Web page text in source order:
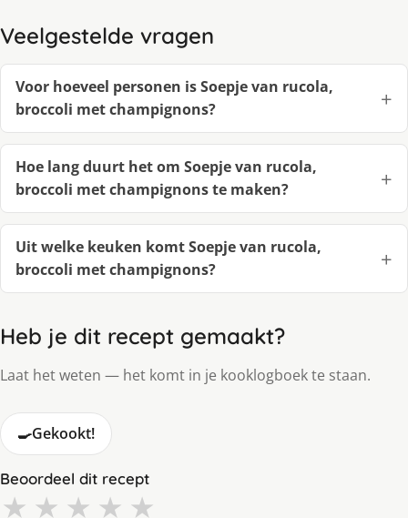
Veelgestelde vragen
Voor hoeveel personen is Soepje van rucola,
broccoli met champignons?
Hoe lang duurt het om Soepje van rucola,
broccoli met champignons te maken?
Uit welke keuken komt Soepje van rucola,
broccoli met champignons?
Heb je dit recept gemaakt?
Laat het weten — het komt in je kooklogboek te staan.
🍳Gekookt!
Beoordeel dit recept
★ ★ ★ ★ ★